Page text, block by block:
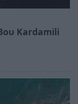
Kardamili